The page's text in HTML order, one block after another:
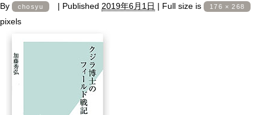
By
chosyu | Published 2019年6月1日 | Full size is 176 × 268
pixels